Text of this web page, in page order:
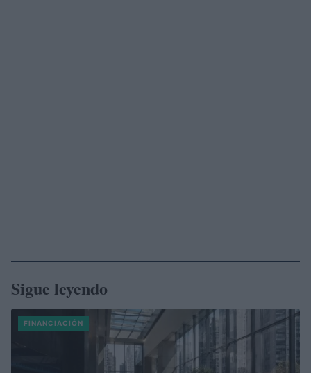
Sigue leyendo
FINANCIACIÓN